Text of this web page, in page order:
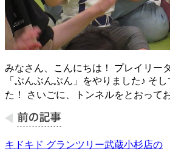
みなさん、こんにちは！ プレイリー
「ぶんぶんぶん」をやりました♪ そ
た！ さいごに、トンネルをとおって
キドキド グランツリー武蔵小杉店の